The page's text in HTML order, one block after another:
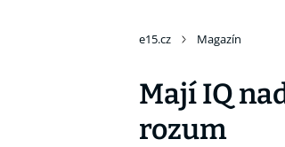
e15.cz Magazín
Mají IQ
rozum